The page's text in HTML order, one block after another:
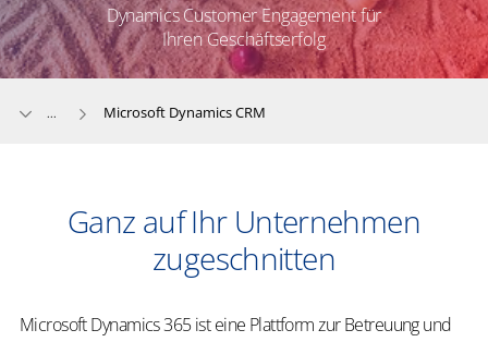
Dynamics Customer Engagement für
Ihren Geschäftserfolg
... Microsoft Dynamics CRM
Ganz auf Ihr Unternehmen
zugeschnitten
Microsoft Dynamics 365 ist eine Plattform zur Betreuung und